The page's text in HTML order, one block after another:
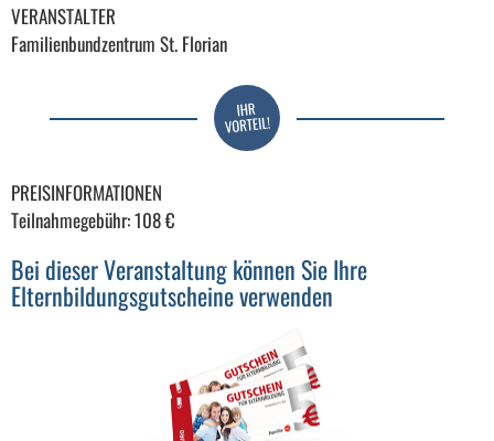
VERANSTALTER
Familienbundzentrum St. Florian
PREISINFORMATIONEN
Teilnahmegebühr: 108 €
Bei dieser Veranstaltung können Sie Ihre
Elternbildungsgutscheine verwenden